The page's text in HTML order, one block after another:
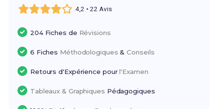
4,2 • 22 Avis
204 Fiches de Révisions
6 Fiches Méthodologiques &Conseils
Retours d'Expérience pourl'Examen
Tableaux & Graphiques Pédagogiques